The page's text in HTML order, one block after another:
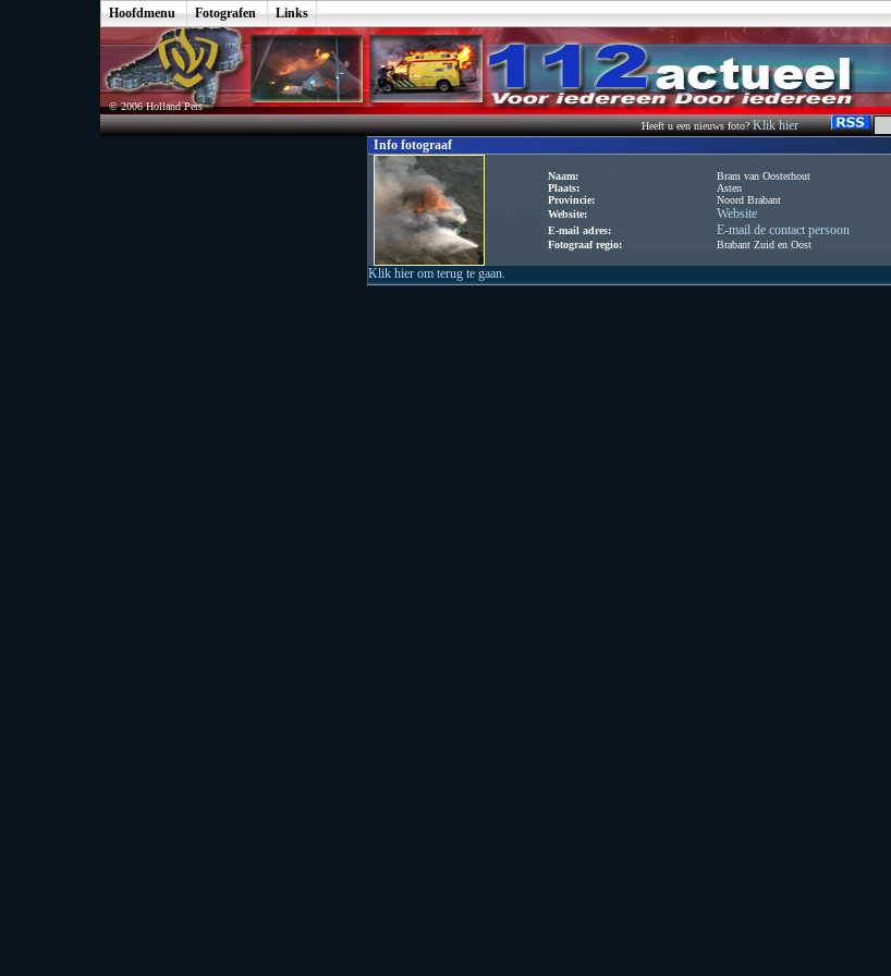
Hoofdmenu Fotografen Links
© 2006 Holland Pers
Heeft u een nieuws foto?Klik hier
Info fotograaf
Naam:
Bram van Oosterhout
Plaats:
Asten
Provincie:
Noord Brabant
Website:
Website
E-mail adres: E-mail de contact persoon
Fotograaf regio: Brabant Zuid en Oost
Klik hier om terug te gaan.